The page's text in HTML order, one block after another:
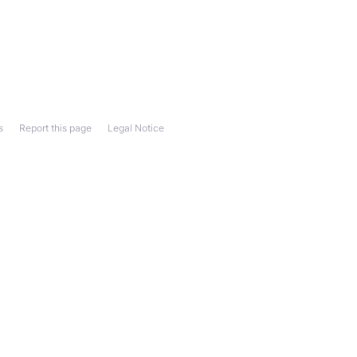
Legal Notice
Report this page